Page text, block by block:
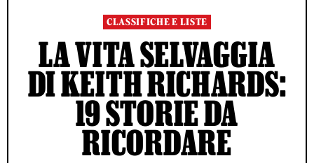
CLASSIFICHE E LISTE
LA VITA SELVAGGIA
DI KEITH RICHARDS:
19 STORIE DA
RICORDARE